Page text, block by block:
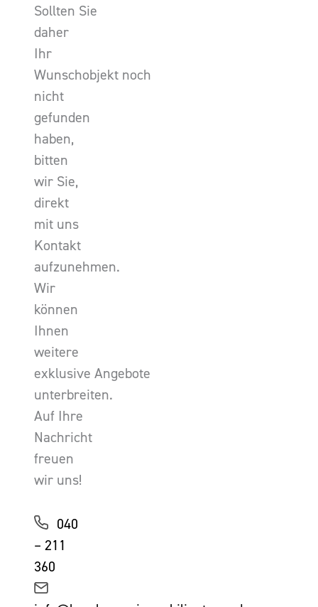
Sollten Sie
daher
Ihr
Wunschobjekt noch
nicht
gefunden
haben,
bitten
wir Sie,
direkt
mit uns
Kontakt
aufzunehmen.
Wir
können
Ihnen
weitere
exklusive Angebote
unterbreiten.
Auf Ihre
Nachricht
freuen
wir uns!
040
– 211
360